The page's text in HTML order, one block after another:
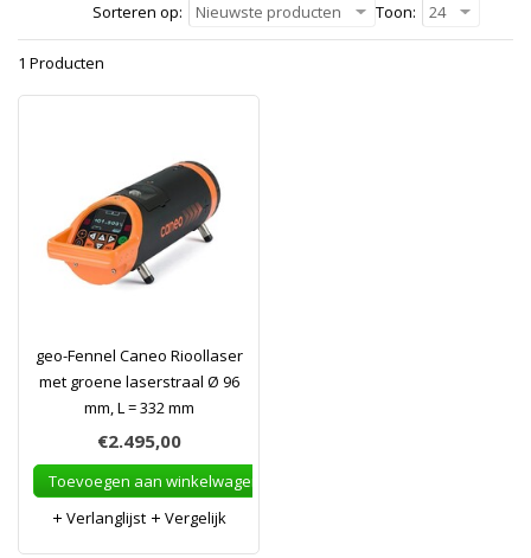
Sorteren op:
Nieuwste producten Toon: 24
1 Producten
geo-Fennel Caneo Rioollaser
met groene laserstraal Ø 96
mm, L = 332 mm
€2.495,00
Toevoegen aan winkelwagen
Verlanglijst
Vergelijk